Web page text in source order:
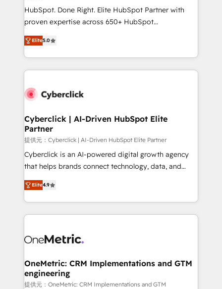
architecture, AI enablement, and strategic marketing,
delivered through our proprietary FLAIR framework
Partner and ISO 27001:2022 certified consultancy,
we blend strategy, creativity, and technology to help
HubSpot. Done Right. Elite HubSpot Partner with
proven expertise across 650+ HubSpot
implementations. With 12+ years of HubSpot
experience, we help you use the HubSpot platform
to its fullest capacity, improve your current HubSpot
website, or build your new one.
Elite5.0
Cyberclick | AI-Driven HubSpot Elite
Partner
提供元：Cyberclick | AI-Driven HubSpot Elite Partner
Cyberclick is an AI-powered digital growth agency
that helps brands connect technology, data, and
creativity to achieve measurable results. Founded in
Barcelona and operating across Spain, LATAM, and
the UK, we support global companies in building
smarter marketing, sales, and customer success
Iberia (Spain & Portugal), we combine human insight
growth. Our multidisciplinary team designs solutions
that simplify complexity, boost performance, and
turn innovation into real impact. 🌍 Highlights •
Elite4.9
OneMetric: CRM Implementations and GTM
engineering
提供元：OneMetric: CRM Implementations and GTM